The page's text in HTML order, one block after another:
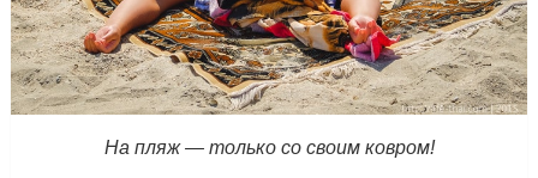
На пляж — только со своим ковром!